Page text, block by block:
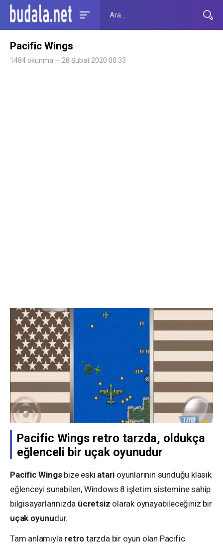
Pacific Wings
1484 okunma — 28 Şubat 2020 00:33
Pacific Wings retro tarzda, oldukça
eğlenceli bir uçak oyunudur
Pacific Wingsbize eski atari oyunlarının sunduğu klasik
eğlenceyi sunabilen, Windows 8 işletim sistemine sahip
bilgisayarlarınızda ücretsiz olarak oynayabileceğiniz bir
uçak oyunudur.
Tam anlamıyla retro tarzda bir oyun olan Pacific